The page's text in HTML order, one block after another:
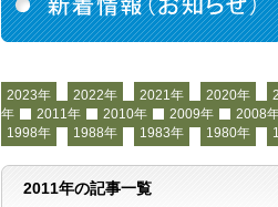
2023年 2022年 2021年 2020年
年
2011年 2010年 2009年 2008
1998年
1988年 1983年 1980年
2011年の記事一覧